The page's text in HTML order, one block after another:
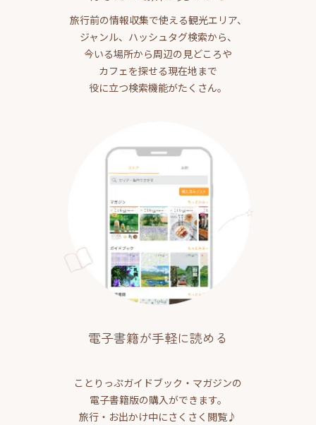
旅行前の情報収集で使える観光エリア、
ジャンル、ハッシュタグ検索から、
今いる場所から周辺の見どころや
カフェを探せる現在地まで
役に立つ検索機能がたくさん。
電子書籍が手軽に読める
ことりっぷガイドブック・マガジンの
電子書籍版の購入ができます。
旅行・お出かけ中にさくさく閲覧♪